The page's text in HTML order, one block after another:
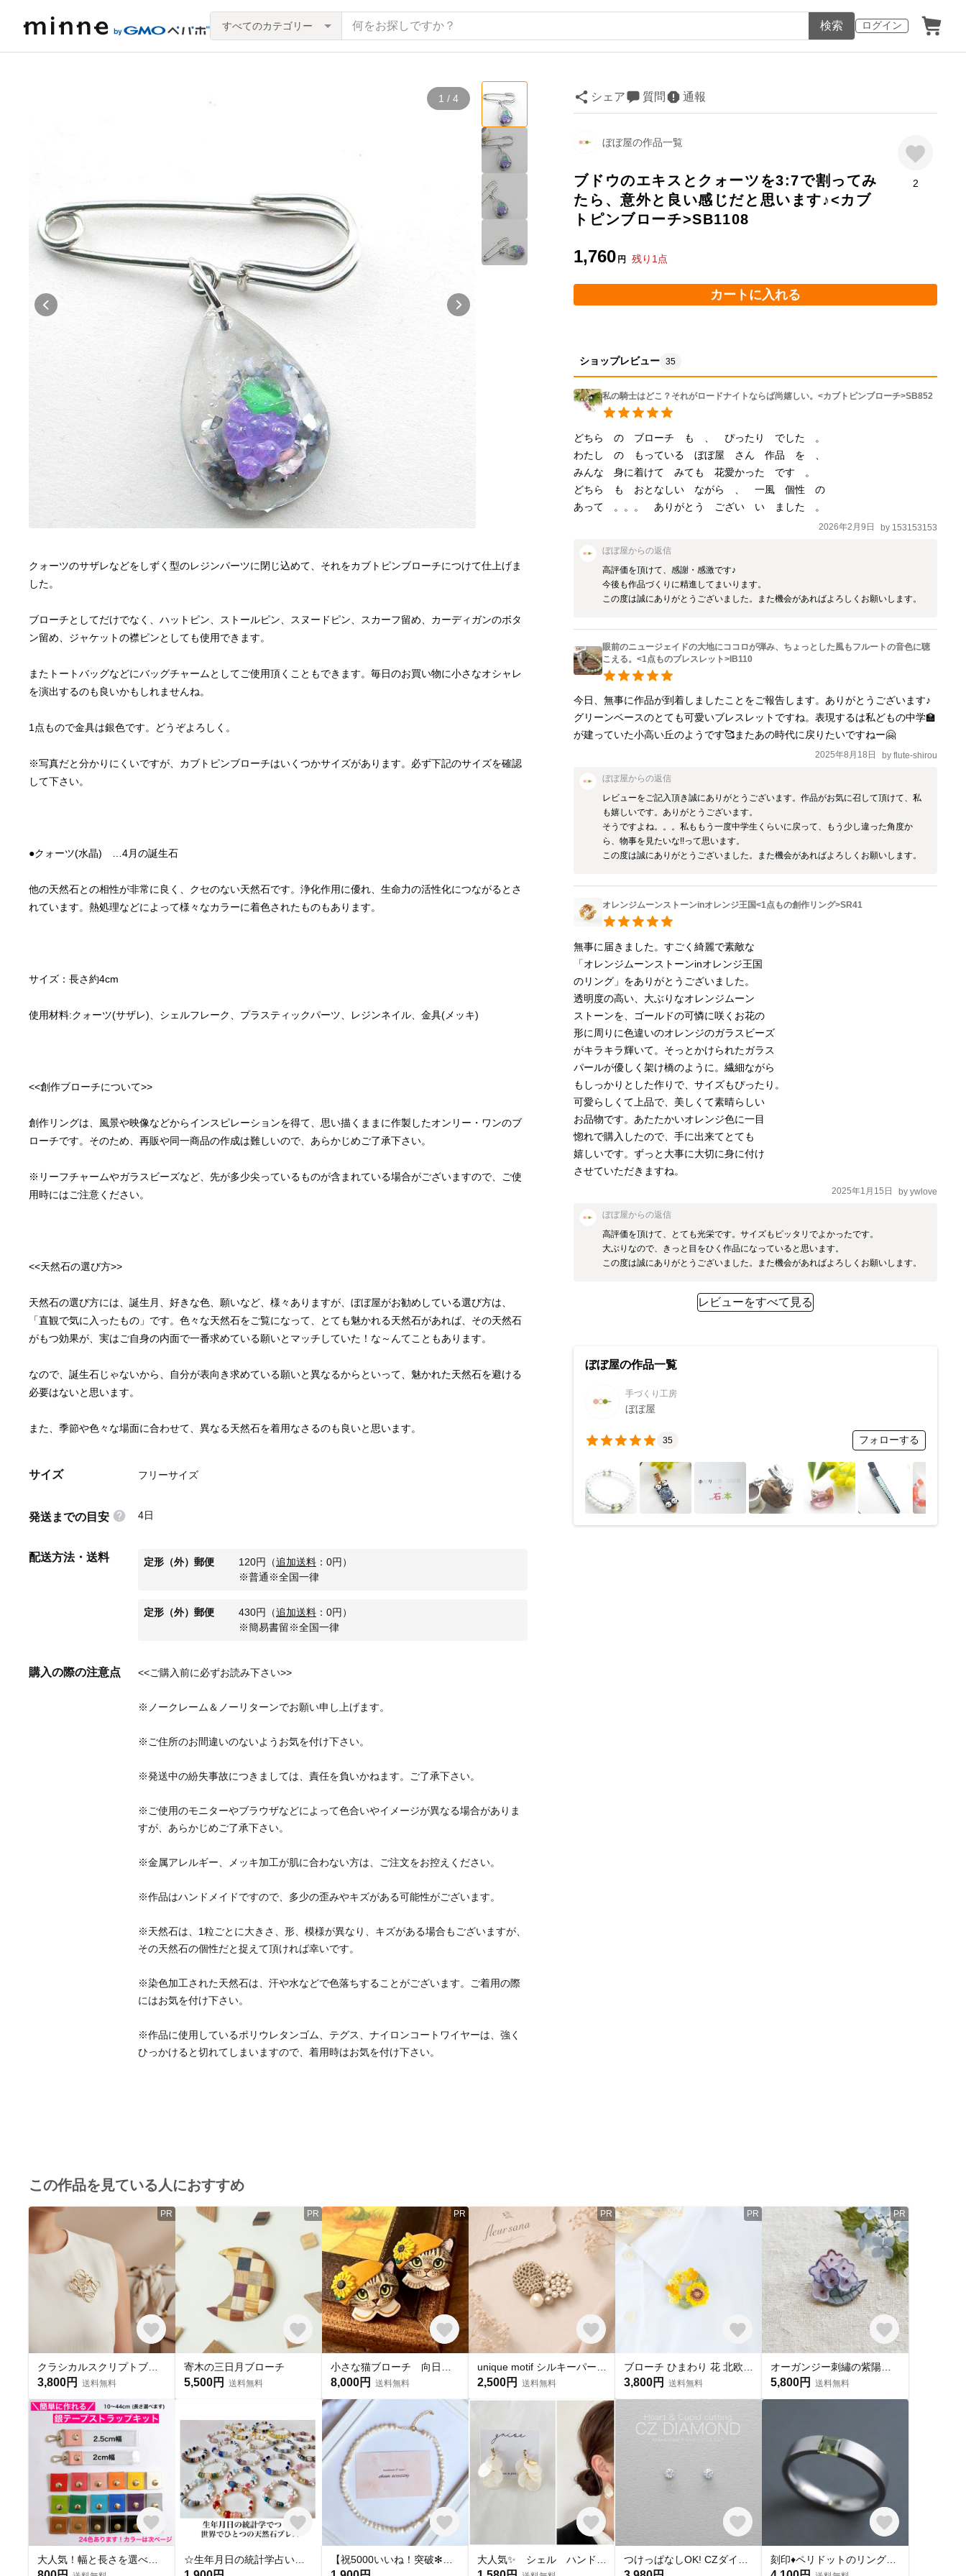
ログイン
すべてのカテゴリー 検索
1 / 4 シェア 質問 通報
ぼぼ屋の作品一覧
ブドウのエキスとクォーツを3:7で割ってみ
たら、意外と良い感じだと思います♪<カブ
トピンブローチ>SB1108
1,760 円 残り 1 点
2
カートに入れる
クォーツのサザレなどをしずく型のレジンパーツに閉じ込めて、それをカブトピンブローチにつけて仕上げま
ブローチとしてだけでなく、ハットピン、ストールピン、スヌードピン、スカーフ留め、カーディガンのボタ
またトートバッグなどにバッグチャームとしてご使用頂くこともできます。毎日のお買い物に小さなオシャレ
※写真だと分かりにくいですが、カブトピンブローチはいくつかサイズがあります。必ず下記のサイズを確認
他の天然石との相性が非常に良く、クセのない天然石です。浄化作用に優れ、生命力の活性化につながるとさ
創作リングは、風景や映像などからインスピレーションを得て、思い描くままに作製したオンリー・ワンのブ
※リーフチャームやガラスビーズなど、先が多少尖っているものが含まれている場合がございますので、ご使
天然石の選び方には、誕生月、好きな色、願いなど、様々ありますが、ぼぼ屋がお勧めしている選び方は、
「直観で気に入ったもの」です。色々な天然石をご覧になって、とても魅かれる天然石があれば、その天然石
なので、誕生石じゃないから、自分が表向き求めている願いと異なるからといって、魅かれた天然石を避ける
また、季節や色々な場面に合わせて、異なる天然石を着用なさるのも良いと思います。
サイズ フリーサイズ
発送までの目安 4日
配送方法・送料 定形（外）郵便 120円 （追加送料 ： 0円）
※普通※全国一律
定形（外）郵便 430円 （追加送料 ： 0円）
※簡易書留※全国一律
購入の際の注意点
※ご使用のモニターやブラウザなどによって色合いやイメージが異なる場合がありま
※天然石は、1粒ごとに大きさ、形、模様が異なり、キズがある場合もございますが、
※染色加工された天然石は、汗や水などで色落ちすることがございます。ご着用の際
※作品に使用しているポリウレタンゴム、テグス、ナイロンコートワイヤーは、強く
ひっかけると切れてしまいますので、着用時はお気を付け下さい。
ショップレビュー 35
私の騎士はどこ？それがロードナイトならば尚嬉しい。<カブトピンブローチ>SB852
どちら　の　ブローチ　も　、　ぴったり　でした　。
わたし　の　もっている　ぼぼ屋　さん　作品　を　、
みんな　身に着けて　みても　花愛かった　です　。
どちら　も　おとなしい　ながら　、　一風　個性　の
あって　。。。　ありがとう　ござい　い　ました　。
2026年2月9日 by 153153153
ぼぼ屋からの返信
高評価を頂けて、感謝・感激です♪
今後も作品づくりに精進してまいります。
この度は誠にありがとうございました。また機会があればよろしくお願いします。
眼前のニュージェイドの大地にココロが弾み、ちょっとした風もフルートの音色に聴
こえる。<1点ものブレスレット>IB110
今日、無事に作品が到着しましたことをご報告します。ありがとうございます♪
グリーンベースのとても可愛いブレスレットですね。表現するは私どもの中学🏫
が建っていた小高い丘のようです🥰またあの時代に戻りたいですねー🤗
2025年8月18日 by flute-shirou
ぼぼ屋からの返信
レビューをご記入頂き誠にありがとうございます。作品がお気に召して頂けて、私
も嬉しいです。ありがとうございます。
そうですよね。。。私ももう一度中学生くらいに戻って、もう少し違った角度か
ら、物事を見たいな!!って思います。
この度は誠にありがとうございました。また機会があればよろしくお願いします。
オレンジムーンストーンinオレンジ王国<1点もの創作リング>SR41
無事に届きました。すごく綺麗で素敵な
「オレンジムーンストーンinオレンジ王国
のリング」をありがとうございました。
透明度の高い、大ぶりなオレンジムーン
ストーンを、ゴールドの可憐に咲くお花の
形に周りに色違いのオレンジのガラスビーズ
がキラキラ輝いて。そっとかけられたガラス
パールが優しく架け橋のように。繊細ながら
もしっかりとした作りで、サイズもぴったり。
可愛らしくて上品で、美しくて素晴らしい
お品物です。あたたかいオレンジ色に一目
惚れで購入したので、手に出来てとても
嬉しいです。ずっと大事に大切に身に付け
させていただきますね。
2025年1月15日 by ywlove
ぼぼ屋からの返信
高評価を頂けて、とても光栄です。サイズもピッタリでよかったです。
大ぶりなので、きっと目をひく作品になっていると思います。
この度は誠にありがとうございました。また機会があればよろしくお願いします。
レビューをすべて見る
ぼぼ屋の作品一覧
手づくり工房
ぼぼ屋
35 フォローする
この作品を見ている人におすすめ
PR
3,800円 送料無料
PR
寄木の三日月ブローチ
5,500円 送料無料
PR
8,000円 送料無料
PR
2,500円 送料無料
PR
3,800円 送料無料
PR
5,800円 送料無料